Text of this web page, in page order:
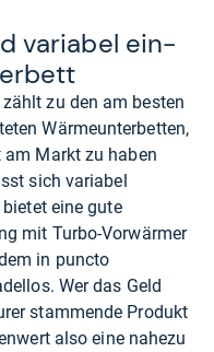
varia­bel ein­
zählt zu den am besten
Wärmeunterbetten,
am Markt zu haben
sich variabel
eine gute
mit Turbo-Vorwärmer
in puncto
Wer das Geld
stammende Produkt
also eine nahezu